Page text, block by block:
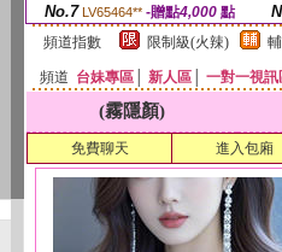
No.7 LV65464** -贈點4,000 點
頻道指數
限制級(火辣)
頻道 台妹專區 新人區 一對一視訊
(霧隱顏)
免費聊天 進入包廂